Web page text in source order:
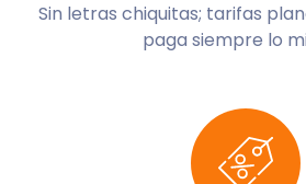
Sin letras chiquitas; tarifas
paga siempre lo